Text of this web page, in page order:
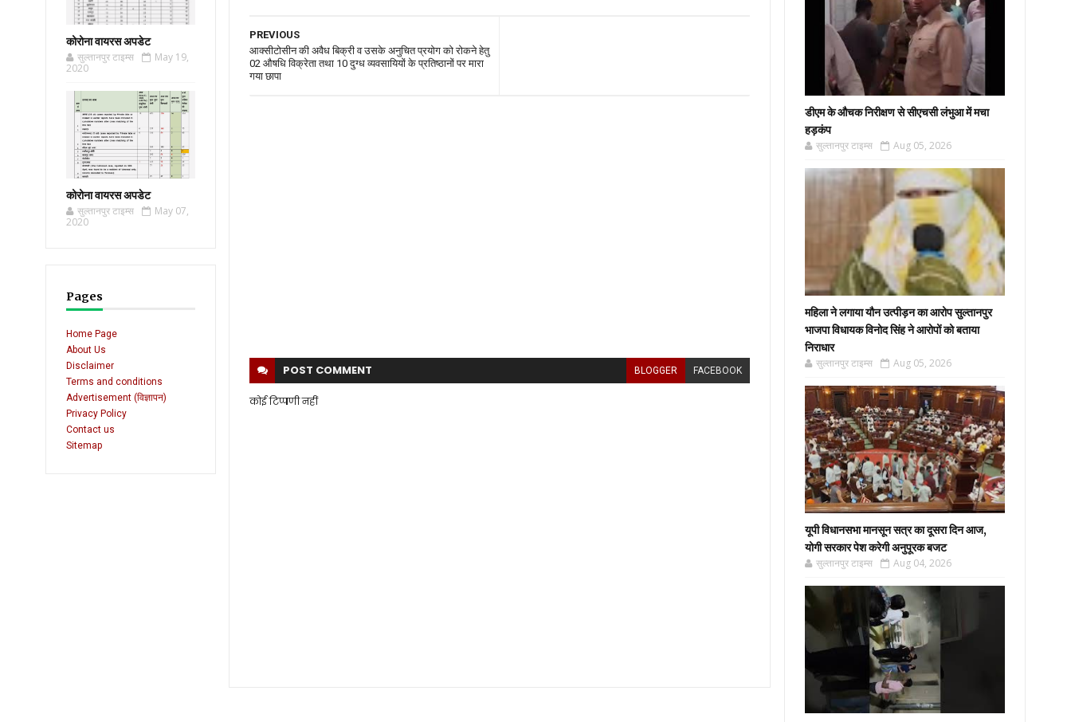
कोरोना वायरस अपडेट
सुल्तानपुर टाइम्स
May 19,
2020
कोरोना वायरस अपडेट
सुल्तानपुर टाइम्स
May 07,
2020
Pages
Home Page
About Us
Disclaimer
Terms and conditions
Advertisement (विज्ञापन)
Privacy Policy
Contact us
Sitemap
PREVIOUS
आक्सीटोसीन की अवैध बिक्री व उसके अनुचित प्रयोग को रोकने हेतु
02 औषधि विक्रेता तथा 10 दुग्ध व्यवसायियों के प्रतिष्ठानों पर मारा
गया छापा
POST COMMENT BLOGGER FACEBOOK
कोई टिप्पणी नहीं
डीएम के औचक निरीक्षण से सीएचसी लंभुआ में मचा
हड़कंप
सुल्तानपुर टाइम्स Aug 05, 2026
महिला ने लगाया यौन उत्पीड़न का आरोप सुल्तानपुर
भाजपा विधायक विनोद सिंह ने आरोपों को बताया
निराधार
सुल्तानपुर टाइम्स Aug 05, 2026
यूपी विधानसभा मानसून सत्र का दूसरा दिन आज,
योगी सरकार पेश करेगी अनुपूरक बजट
सुल्तानपुर टाइम्स Aug 04, 2026